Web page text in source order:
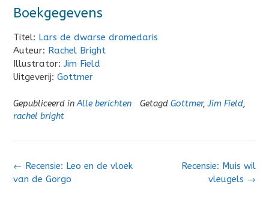
Boekgegevens
Titel: Lars de dwarse dromedaris
Auteur: Rachel Bright
Illustrator: Jim Field
Uitgeverij: Gottmer
Gepubliceerd inAlle berichten Getagd Gottmer,Jim Field,
rachel bright
Bericht
navigatie
Recensie: Muis wil
vleugels →
← Recensie: Leo en de vloek
van de Gorgo